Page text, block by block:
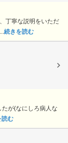
丁寧な説明をいただ
続きを読む
が(なにしろ病人な
読む